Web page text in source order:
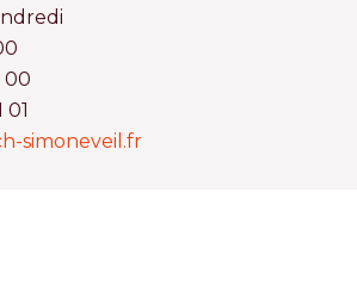
00
01
simoneveil.fr